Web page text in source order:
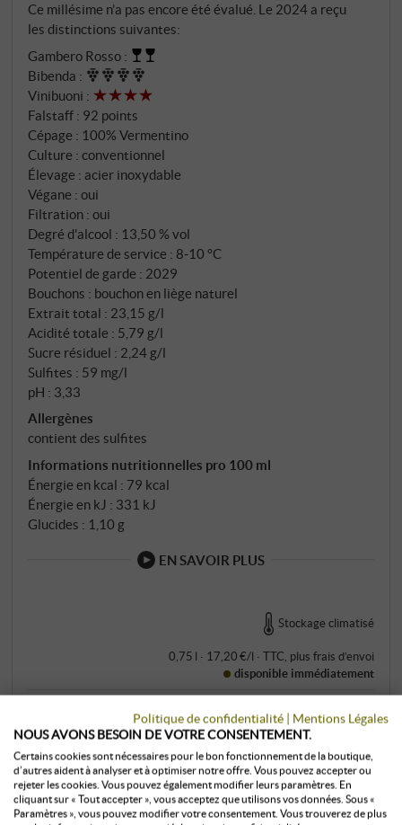
près de la côte, avec des couches de granit, une
végétation de maquis clairsemée et une brise marine
constante – un terroir qui allie minéralité et fraîcheur
dès la maturation.
Ce millésime n’a pas encore été évalué. Le 2024 a reçu
les distinctions suivantes:
Gambero Rosso :
Bibenda :
Vinibuoni :
Falstaff : 92 points
Cépage : 100% Vermentino
Culture : conventionnel
Élevage : acier inoxydable
Végane : oui
Filtration : oui
Degré d'alcool : 13,50 % vol
Température de service : 8‑10 °C
Potentiel de garde : 2029
Bouchons : bouchon en liège naturel
Extrait total : 23,15 g/l
Acidité totale : 5,79 g/l
Sucre résiduel : 2,24 g/l
Sulfites : 59 mg/l
pH : 3,33
Allergènes
contient des sulfites
Informations nutritionnelles pro 100 ml
Énergie en kcal : 79 kcal
Énergie en kJ : 331 kJ
Glucides : 1,10 g
EN SAVOIR PLUS
Stockage climatisé
0,75 l · 17,20 €/l · TTC , plus frais d’envoi
disponible immédiatement
12,90 €
+
–
ACHETER
Politique de confidentialité | Mentions Légales
NOUS AVONS BESOIN DE VOTRE CONSENTEMENT.
Certains cookies sont nécessaires pour le bon fonctionnement de la boutique,
d’autres aident à analyser et à optimiser notre offre. Vous pouvez accepter ou
rejeter les cookies. Vous pouvez également modifier leurs paramètres. En
cliquant sur « Tout accepter », vous acceptez que utilisons vos données. Sous «
Paramètres », vous pouvez modifier votre consentement. Vous trouverez de plus